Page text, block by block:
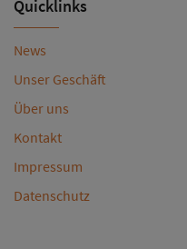
Quicklinks
News
Unser Geschäft
Über uns
Kontakt
Impressum
Datenschutz